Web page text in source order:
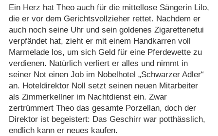
Ein Herz hat Theo auch für die mittellose Sängerin Lilo,
die er vor dem Gerichtsvollzieher rettet. Nachdem er
auch noch seine Uhr und sein goldenes Zigarettenetui
verpfändet hat, zieht er mit einem Handkarren voll
Marmelade los, um sich Geld für eine Pferdewette zu
verdienen. Natürlich verliert er alles und nimmt in
seiner Not einen Job im Nobelhotel „Schwarzer Adler“
an. Hoteldirektor Noll setzt seinen neuen Mitarbeiter
als Zimmerkellner im Nachtdienst ein. Zwar
zertrümmert Theo das gesamte Porzellan, doch der
Direktor ist begeistert: Das Geschirr war potthässlich,
endlich kann er neues kaufen.